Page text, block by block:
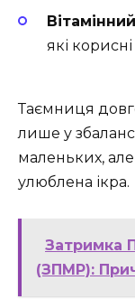
які
Таємниця
лише у
маленьких,
улюблена ікра.
Затримка
(ЗПМР):